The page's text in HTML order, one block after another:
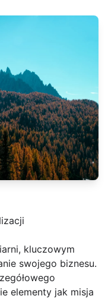
kluczowym
swojego biznesu.
elementy jak misja